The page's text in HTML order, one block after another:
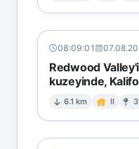
08:09:01
Redwood
kuzeyinde,
6.1 km II